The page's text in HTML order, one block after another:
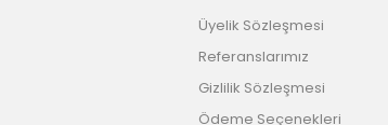
Üyelik Sözleşmesi
Referanslarımız
Gizlilik Sözleşmesi
Ödeme Seçenekleri